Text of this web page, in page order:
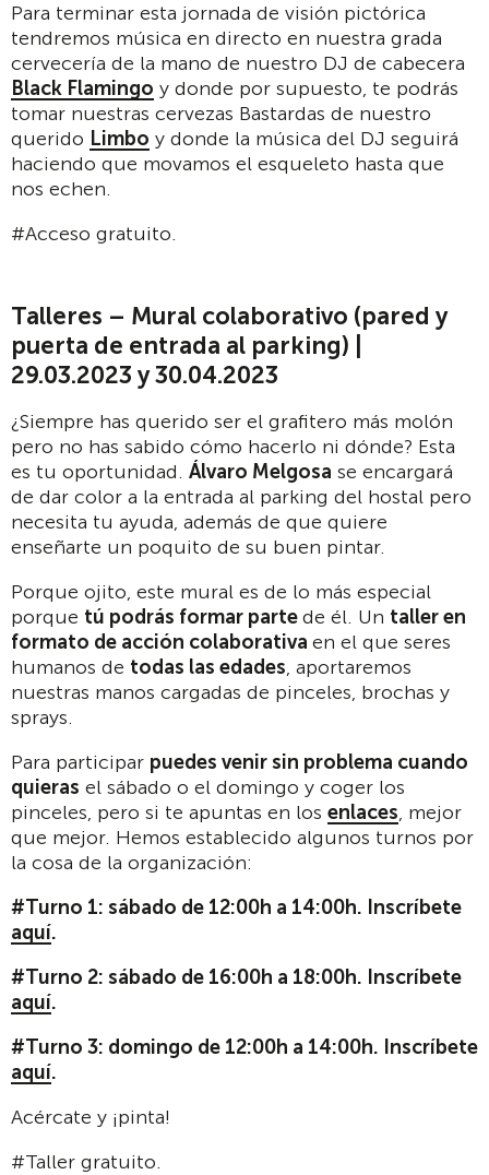
Para terminar esta jornada de visión pictórica
tendremos música en directo en nuestra grada
cervecería de la mano de nuestro DJ de cabecera
Black Flamingo y donde por supuesto, te podrás
tomar nuestras cervezas Bastardas de nuestro
querido Limbo y donde la música del DJ seguirá
haciendo que movamos el esqueleto hasta que
nos echen.
#Acceso gratuito.
Talleres – Mural colaborativo (pared y
puerta de entrada al parking) |
29.03.2023 y 30.04.2023
¿Siempre has querido ser el grafitero más molón
pero no has sabido cómo hacerlo ni dónde? Esta
es tu oportunidad. Álvaro Melgosa se encargará
de dar color a la entrada al parking del hostal pero
necesita tu ayuda, además de que quiere
enseñarte un poquito de su buen pintar.
Porque ojito, este mural es de lo más especial
porque tú podrás formar partede él. Un taller en
formato de acción colaborativa en el que seres
humanos de todas las edades, aportaremos
nuestras manos cargadas de pinceles, brochas y
sprays.
Para participar puedes venir sin problema cuando
quieras el sábado o el domingo y coger los
pinceles, pero si te apuntas en los enlaces, mejor
que mejor. Hemos establecido algunos turnos por
la cosa de la organización:
#Turno 1: sábado de 12:00h a 14:00h. Inscríbete
aquí.
#Turno 2: sábado de 16:00h a 18:00h. Inscríbete
aquí.
#Turno 3: domingo de 12:00h a 14:00h. Inscríbete
aquí.
Acércate y ¡pinta!
#Taller gratuito.